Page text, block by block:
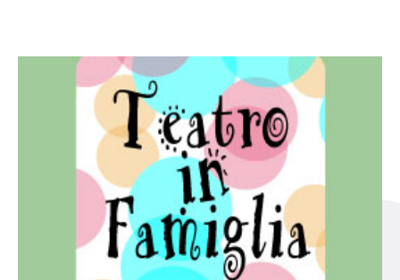
Teatro in famiglia
Teatro In Famiglia è una rassegna di teatro concepita
per far condividere e godere del teatro all’intera
famiglia.
Continua